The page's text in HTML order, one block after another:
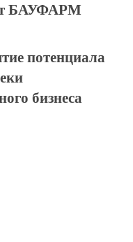
БАУФАРМ
потенциала
бизнеса